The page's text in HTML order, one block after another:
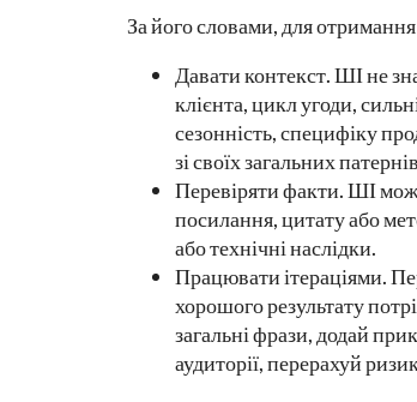
За його словами, для
Давати контекст. ШІ не
клієнта, цикл угоди,
сезонність, специфіку
зі своїх загальних
Перевіряти факти. ШІ
посилання, цитату або
або технічні наслідки.
Працювати ітераціями.
хорошого результату
загальні фрази, додай
аудиторії, перерахуй